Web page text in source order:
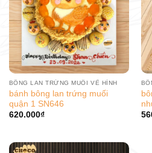
BÔNG LAN TRỨNG MUỐI VẼ HÌNH
bánh bông lan trứng muối
quận 1 SN646
620.000₫